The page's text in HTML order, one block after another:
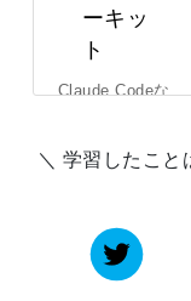
ーキッ
ト
Claude Codeな
わせて、AIが
作る方法を学
べる一冊で
学習したこと